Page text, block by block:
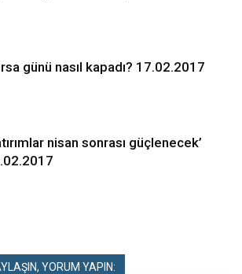
günü nasıl kapadı? 17.02.2017
nisan sonrası güçlenecek’
YORUM YAPIN: